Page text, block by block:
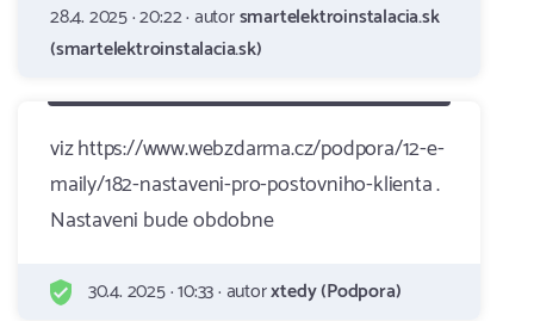
28.4. 2025 · 20:22 · autorsmartelektroinstalacia.sk
(smartelektroinstalacia.sk)
viz https://www.webzdarma.cz/podpora/12-e-
maily/182-nastaveni-pro-postovniho-klienta .
Nastaveni bude obdobne
30.4. 2025 · 10:33 · autorxtedy (Podpora)